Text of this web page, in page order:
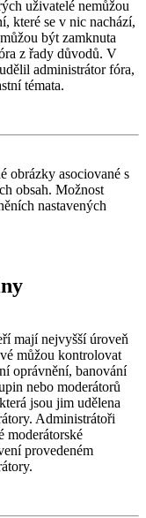
uživatelé nemůžou
které se v nic nachází,
být zamknuta
z řady důvodů. V
administrátor fóra,
témata.
obrázky asociované s
obsah. Možnost
nastavených
mají nejvyšší úroveň
můžou kontrolovat
oprávnění, banování
nebo moderátorů
jsou jim udělena
Administrátoři
moderátorské
provedeném